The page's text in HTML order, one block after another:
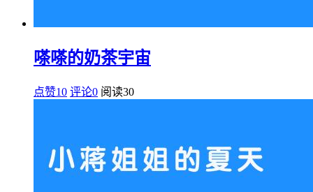
嗏嗏的奶茶宇宙
点赞10 评论0 阅读30